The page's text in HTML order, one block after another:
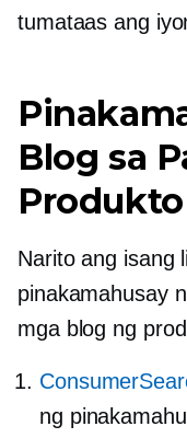
tumataas ang
Blog sa
Produkto
Narito ang isang
pinakamahusay
mga blog ng
ng